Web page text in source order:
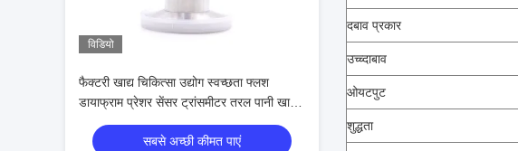
विडियो
फैक्टरी खाद्य चिकित्सा उद्योग स्वच्छता फ्लश
डायाफ्राम प्रेशर सेंसर ट्रांसमीटर तरल पानी खाद्य
दूध पेय स्वच्छता के लिए
सबसे अच्छी कीमत पाएं
दबाव प्रकार
उच्च्दाबाव
ओयटपुट
शुद्धता